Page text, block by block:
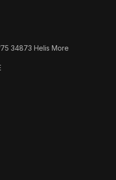
75 34873 Helis More